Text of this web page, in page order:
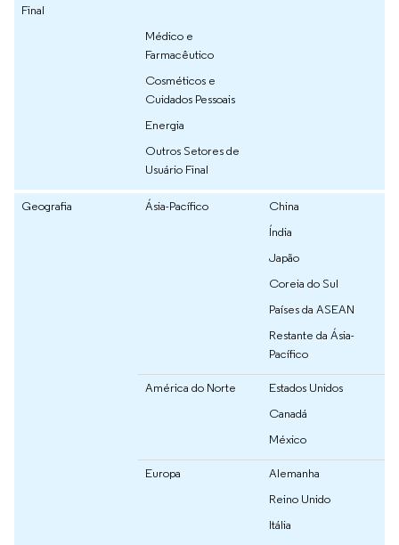
Final
Médico e
Farmacêutico
Cosméticos e
Cuidados Pessoais
Energia
Outros Setores de
Usuário Final
Geografia Ásia-Pacífico
China
Índia
Japão
Coreia do Sul
Países da ASEAN
Restante da Ásia-
Pacífico
América do Norte
Estados Unidos
Canadá
México
Europa
Alemanha
Reino Unido
Itália